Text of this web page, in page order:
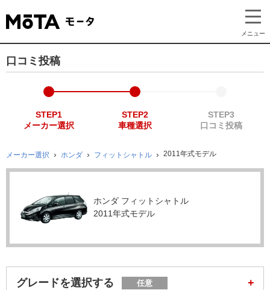
メニュー
口コミ投稿
STEP1
メーカー選択
STEP2
車種選択
STEP3
口コミ投稿
メーカー選択 ホンダ フィットシャトル 2011年式モデル
ホンダ フィットシャトル
2011年式モデル
グレードを選択する 任意